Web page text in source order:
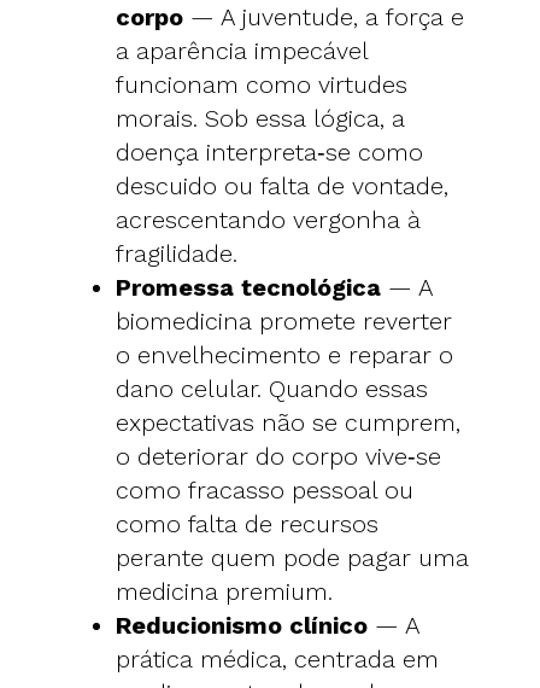
corpo — A juventude, a força e
a aparência impecável
funcionam como virtudes
morais. Sob essa lógica, a
doença interpreta‑se como
descuido ou falta de vontade,
acrescentando vergonha à
fragilidade.
Promessa tecnológica — A
biomedicina promete reverter
o envelhecimento e reparar o
dano celular. Quando essas
expectativas não se cumprem,
o deteriorar do corpo vive‑se
como fracasso pessoal ou
como falta de recursos
perante quem pode pagar uma
medicina premium.
Reducionismo clínico — A
prática médica, centrada em